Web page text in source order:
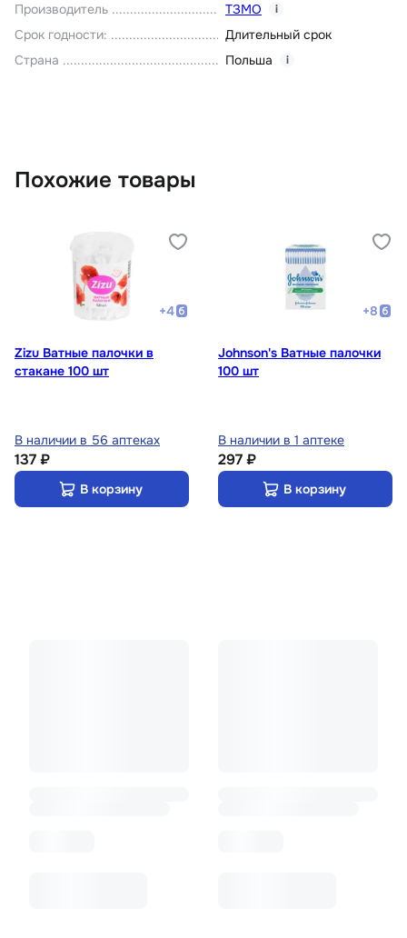
Производитель
ТЗМО i
Срок годности:
Длительный срок
Страна
Польша i
Похожие товары
+4
Zizu Ватные палочки в
стакане 100 шт
В наличии в 56 аптеках
137 ₽
В корзину
+8
Johnson's Ватные палочки
100 шт
В наличии в 1 аптеке
297 ₽
В корзину